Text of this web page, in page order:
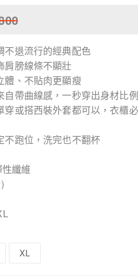
不退流行的經典配色
肩膀線條不顯壯
體、不貼肉更顯瘦
自帶曲線感，一秒穿出身材比
穿或搭西裝外套都可以，衣櫃
不跑位，洗完也不翻杯
纖維
XL